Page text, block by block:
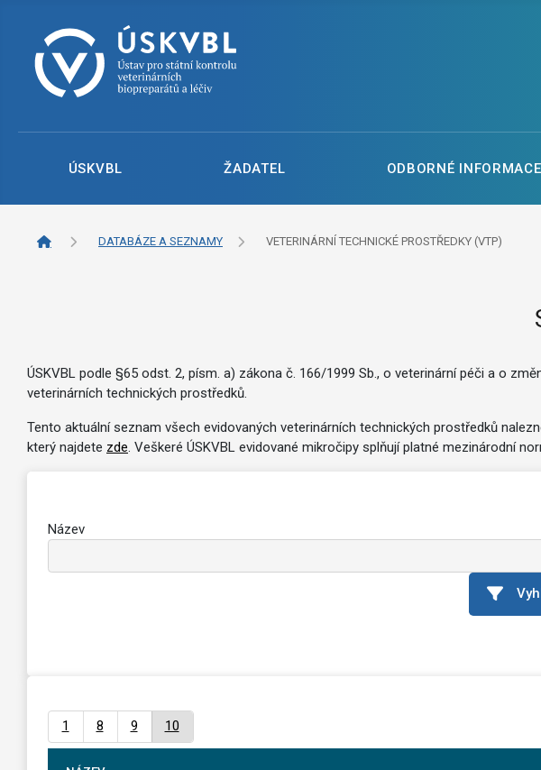
ÚSKVBL ŽADATEL ODBORNÉ INFORMACE
DATABÁZE A SEZNAMY VETERINÁRNÍ TECHNICKÉ PROSTŘEDKY (VTP)
ÚSKVBL podle §65 odst. 2, písm. a) zákona č. 166/1999 Sb., o veterinární péči a o
veterinárních technických prostředků.
Tento aktuální seznam všech evidovaných veterinárních technických prostředků
který najdete zde. Veškeré ÚSKVBL evidované mikročipy splňují platné mezinárodní
Název
1 8 9 10